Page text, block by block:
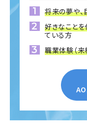
将来の夢や、
好きなこと
ている方
職業体験（来